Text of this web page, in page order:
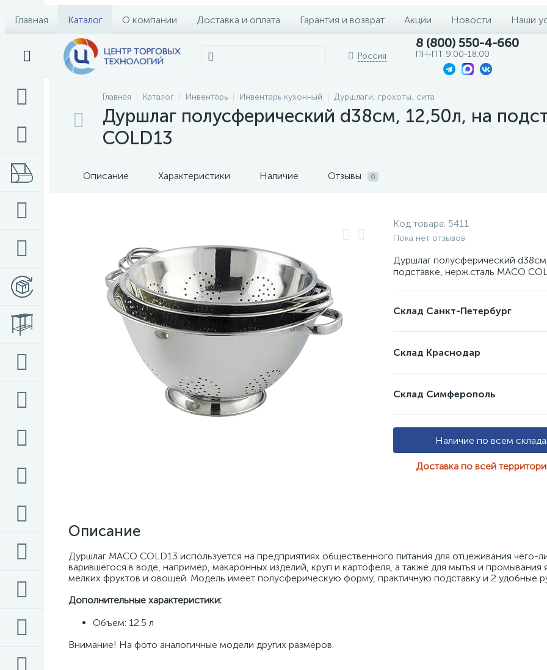
Главная Каталог О компании Доставка и оплата Гарантия и возврат Акции Новости Наши
Россия
8 (800) 550-4-660
ПН-ПТ 9:00-18:00
Главная Каталог Инвентарь Инвентарь кухонный Дуршлаги, грохоты, сита
Дуршлаг полусферический d38см, 12,50л, на
COLD13
Описание Характеристики Наличие Отзывы 0
Код товара: 5411
Пока нет отзывов
Дуршлаг полусферический
подставке, нерж.сталь MACO
Склад Санкт-Петербург
Склад Краснодар
Склад Симферополь
Наличие по всем
Доставка по всей
Описание
Дуршлаг MACO COLD13 используется на предприятиях общественного питания для отцеживания чего-
варившегося в воде, например, макаронных изделий, круп и картофеля, а также для мытья и промывания
мелких фруктов и овощей. Модель имеет полусферическую форму, практичную подставку и 2 удобные
Дополнительные характеристики:
Объем: 12.5 л
Внимание! На фото аналогичные модели других размеров.